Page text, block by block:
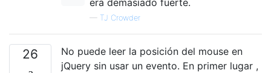
— TJ Crowder
26
No puede leer la posición del mouse en
jQuery sin usar un evento. En primer lugar ,